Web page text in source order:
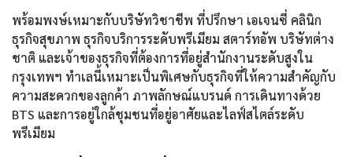
พร้อมพงษ์เหมาะกับบริษัทวิชาชีพ ที่ปรึกษา เอเจนซี่ คลินิก
ธุรกิจสุขภาพ ธุรกิจบริการระดับพรีเมียม สตาร์ทอัพ บริษัทต่าง
ชาติ และเจ้าของธุรกิจที่ต้องการที่อยู่สำนักงานระดับสูงใน
กรุงเทพฯ ทำเลนี้เหมาะเป็นพิเศษกับธุรกิจที่ให้ความสำคัญกับ
ความสะดวกของลูกค้า ภาพลักษณ์แบรนด์ การเดินทางด้วย
BTS และการอยู่ใกล้ชุมชนที่อยู่อาศัยและไลฟ์สไตล์ระดับ
พรีเมียม